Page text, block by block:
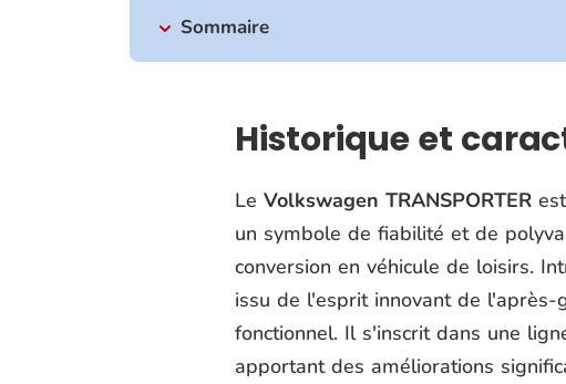
Sommaire
Historique et
Le Volkswagen TRANSPORTER
un symbole de fiabilité et de
conversion en véhicule de loisirs.
issu de l'esprit innovant de
fonctionnel. Il s'inscrit dans une
apportant des améliorations